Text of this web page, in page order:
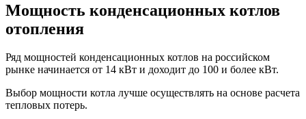
Мощность конденсационных котлов
отопления
Ряд мощностей конденсационных котлов на российском
рынке начинается от 14 кВт и доходит до 100 и более кВт.
Выбор мощности котла лучше осуществлять на основе расчета
тепловых потерь.